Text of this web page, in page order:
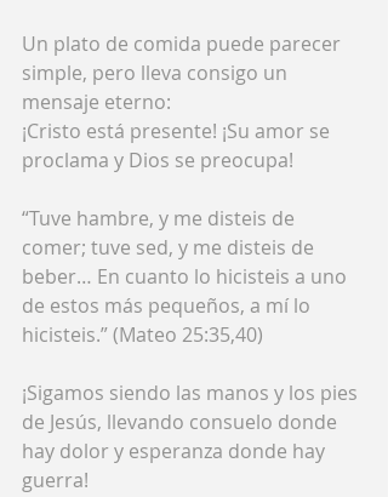
Un plato de comida puede parecer
simple, pero lleva consigo un
mensaje eterno:
¡Cristo está presente! ¡Su amor se
proclama y Dios se preocupa!
“Tuve hambre, y me disteis de
comer; tuve sed, y me disteis de
beber… En cuanto lo hicisteis a uno
de estos más pequeños, a mí lo
hicisteis.” (Mateo 25:35,40)
¡Sigamos siendo las manos y los pies
de Jesús, llevando consuelo donde
hay dolor y esperanza donde hay
guerra!